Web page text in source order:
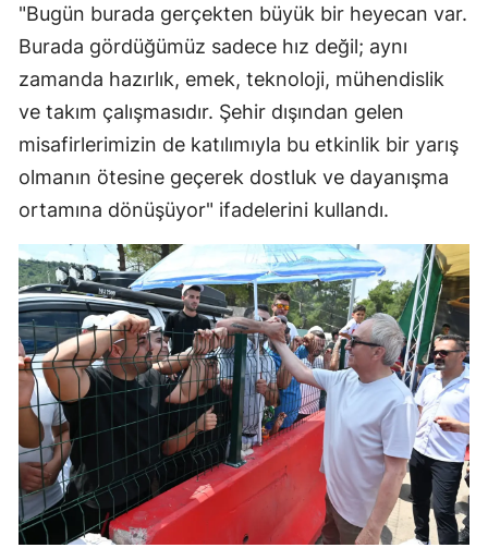
"Bugün burada gerçekten büyük bir heyecan var.
Burada gördüğümüz sadece hız değil; aynı
zamanda hazırlık, emek, teknoloji, mühendislik
ve takım çalışmasıdır. Şehir dışından gelen
misafirlerimizin de katılımıyla bu etkinlik bir yarış
olmanın ötesine geçerek dostluk ve dayanışma
ortamına dönüşüyor" ifadelerini kullandı.